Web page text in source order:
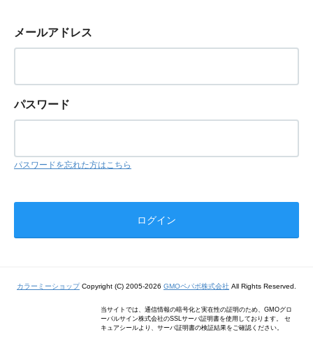
メールアドレス
パスワード
パスワードを忘れた方はこちら
カラーミーショップCopyright (C) 2005-2026 GMOペパボ株式会社 All Rights Reserved.
当サイトでは、通信情報の暗号化と実在性の証明のため、GMOグロ
ーバルサイン株式会社のSSLサーバ証明書を使用しております。 セ
キュアシールより、サーバ証明書の検証結果をご確認ください。